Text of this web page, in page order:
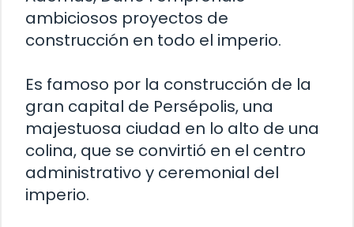
ambiciosos proyectos de
construcción en todo el imperio.
Es famoso por la construcción de la
gran capital de Persépolis, una
majestuosa ciudad en lo alto de una
colina, que se convirtió en el centro
administrativo y ceremonial del
imperio.